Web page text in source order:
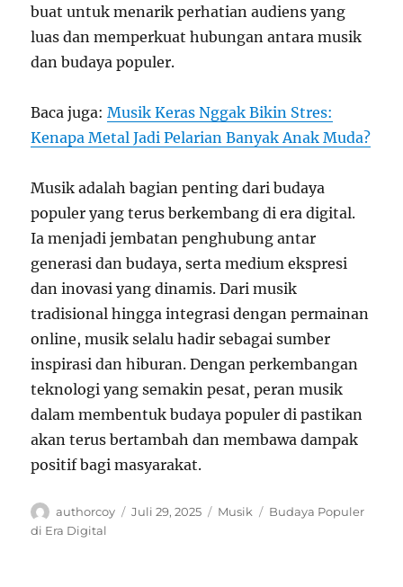
buat untuk menarik perhatian audiens yang
luas dan memperkuat hubungan antara musik
dan budaya populer.
Baca juga:Musik Keras Nggak Bikin Stres:
Kenapa Metal Jadi Pelarian Banyak Anak Muda?
Musik adalah bagian penting dari budaya
populer yang terus berkembang di era digital.
Ia menjadi jembatan penghubung antar
generasi dan budaya, serta medium ekspresi
dan inovasi yang dinamis. Dari musik
tradisional hingga integrasi dengan permainan
online, musik selalu hadir sebagai sumber
inspirasi dan hiburan. Dengan perkembangan
teknologi yang semakin pesat, peran musik
dalam membentuk budaya populer di pastikan
akan terus bertambah dan membawa dampak
positif bagi masyarakat.
Author
authorcoy
Posted
Juli 29, 2025 Categories
Musik Tags
Budaya Populer
di Era Digital